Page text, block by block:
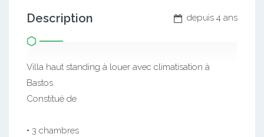
depuis 4 ans
Description
Villa haut standing à louer avec climatisation à
Bastos
Constitué de
• 3 chambres